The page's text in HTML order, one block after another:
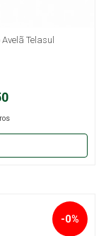
Telasul
-0%